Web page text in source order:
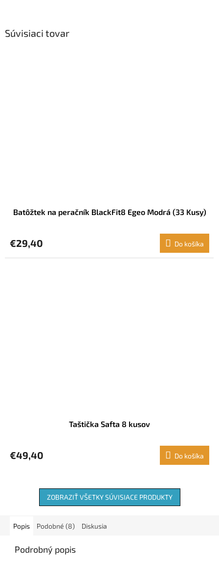
Súvisiaci tovar
Batôžtek na peračník BlackFit8 Egeo Modrá (33 Kusy)
€29,40 Do košíka
Taštička Safta 8 kusov
€49,40 Do košíka
ZOBRAZIŤ VŠETKY SÚVISIACE PRODUKTY
Popis Podobné (8) Diskusia
Podrobný popis